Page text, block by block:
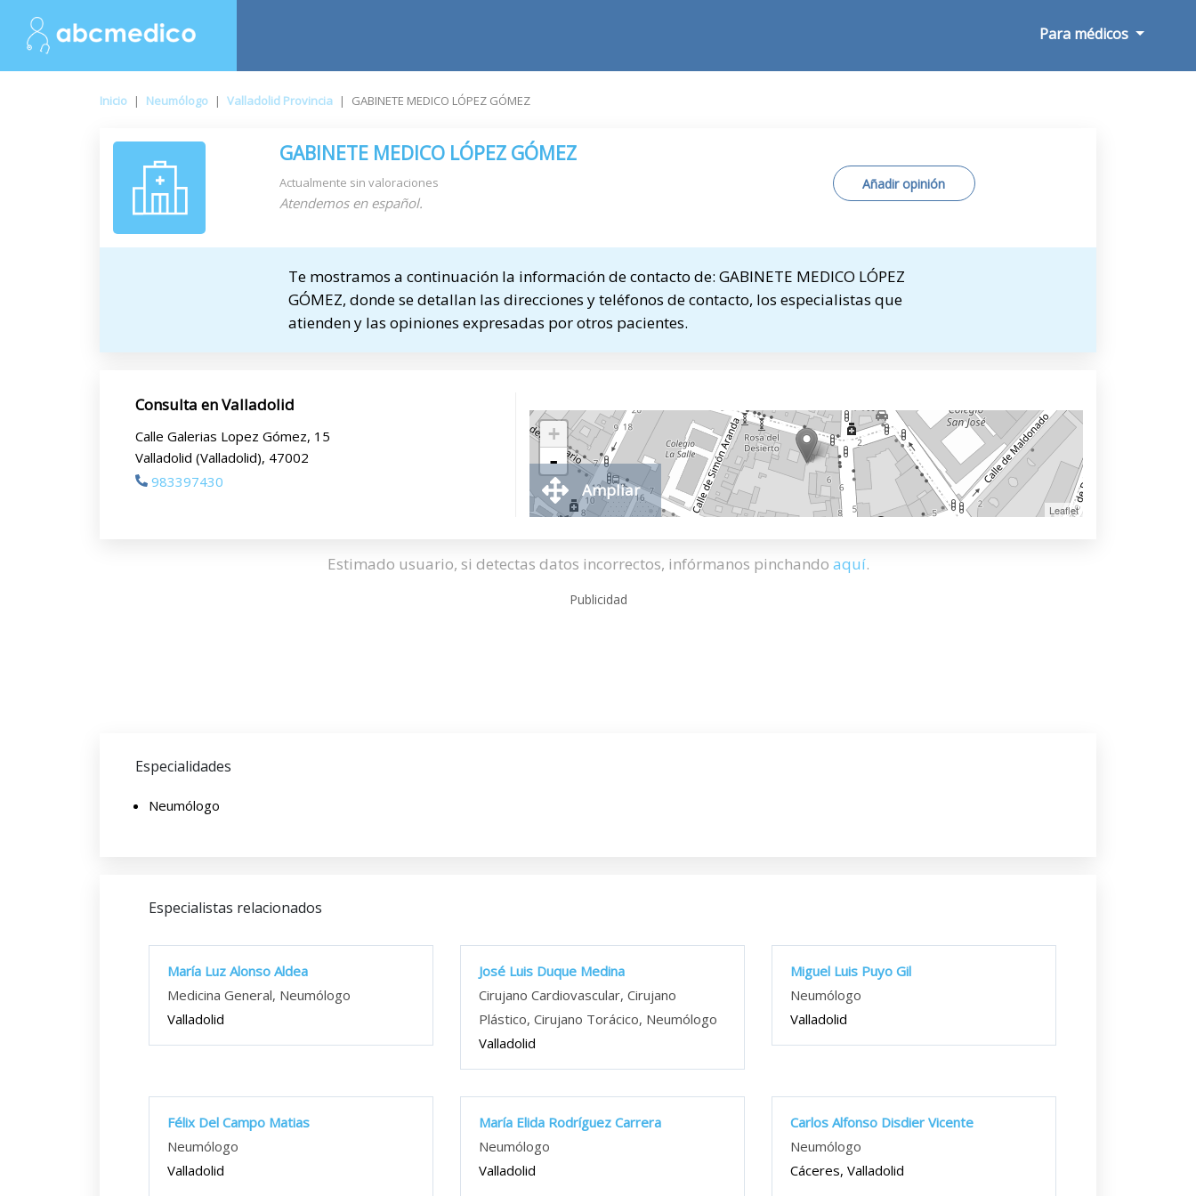
Para médicos
Inicio | Neumólogo | Valladolid Provincia | GABINETE MEDICO LÓPEZ GÓMEZ
GABINETE MEDICO LÓPEZ GÓMEZ
Actualmente sin valoraciones
Atendemos en español.
Añadir opinión
Te mostramos a continuación la información de contacto de: GABINETE MEDICO LÓPEZ
GÓMEZ, donde se detallan las direcciones y teléfonos de contacto, los especialistas que
atienden y las opiniones expresadas por otros pacientes.
Consulta en Valladolid
Calle Galerias Lopez Gómez, 15
Valladolid (Valladolid), 47002
983397430
+
-
Leaflet
Ampliar
Estimado usuario, si detectas datos incorrectos, infórmanos pinchando aquí.
Publicidad
Especialidades
Neumólogo
Especialistas relacionados
María Luz Alonso Aldea
Medicina General, Neumólogo
Valladolid
José Luis Duque Medina
Cirujano Cardiovascular, Cirujano
Plástico, Cirujano Torácico, Neumólogo
Valladolid
Miguel Luis Puyo Gil
Neumólogo
Valladolid
Félix Del Campo Matias
Neumólogo
Valladolid
María Elida Rodríguez Carrera
Neumólogo
Valladolid
Carlos Alfonso Disdier Vicente
Neumólogo
Cáceres, Valladolid